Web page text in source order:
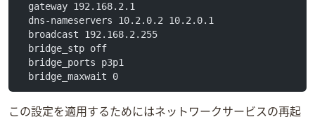
  gateway 192.168.2.1
  dns-nameservers 10.2.0.2 10.2.0.1
  broadcast 192.168.2.255
  bridge_stp off
  bridge_ports p3p1
  bridge_maxwait 0
この設定を適用するためにはネットワークサービスの再起